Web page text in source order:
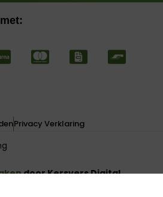
Privacy Verklaring
door Kersvers Digital